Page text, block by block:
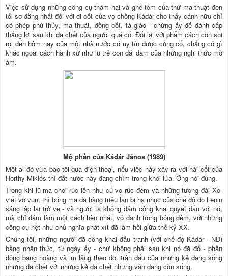
Việc sử dụng những công cụ thảm hại và ghê tởm của thứ ma thuật đen
tối sơ đẳng nhất đối với di cốt của vợ chồng Kádár cho thấy cánh hữu chỉ
có phép phù thủy, ma thuật, đồng cốt, tà giáo - chừng ấy để đánh cắp
thắng lợi sau khi đã chết của người quá cố. Đối lại với phẩm cách còn soi
rọi đến hôm nay của một nhà nước có uy tín được củng cố, chẳng có gì
khác ngoài cách hành xử như lũ trẻ con đái dầm của những nghi thức mờ
ám.
Mộ phần của Kádár János (1989)
Một ai đó vừa bảo tôi qua điện thoại, nếu việc này xảy ra với hài cốt của
Horthy Miklós thì đất nước này đang chìm trong khói lửa. Ông nói đúng.
Trong khi lũ ma chơi rúc lên như cú vọ rúc đêm và những tượng đài Xô-
viết vỡ vụn, thì bóng ma đã hàng triệu lần bị hạ nhục của chế độ do Lenin
sáng lập lại trở về - và người ta không dám công khai quyết đấu với nó,
mà chỉ dám làm một cách hèn nhát, vô danh trong bóng đêm, với những
công cụ hệt như chủ nghĩa phát-xít đã làm hồi giữa thế kỷ XX.
Chúng tôi, những người đã công khai đấu tranh (với chế độ Kádár - ND)
bằng nhận thức, từ ngày ấy - chứ không phải sau khi nó đã đổ - phần
đông bàng hoàng và im lặng theo dõi trận đấu của những kẻ đang sống
nhưng đã chết với những kẻ đã chết nhưng vẫn đang còn sống.